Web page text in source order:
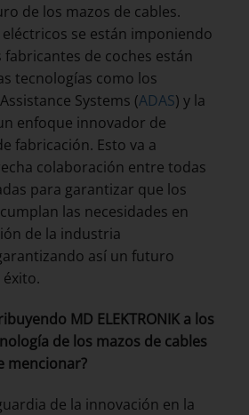
de los mazos de cables.
se están imponiendo
fabricantes de coches están
tecnologías como los
Systems (ADAS) y la
enfoque innovador de
fabricación. Esto va a
colaboración entre todas
para garantizar que los
las necesidades en
de la industria
así un futuro
MD ELEKTRONIK a los
de los mazos de cables
mencionar?
de la innovación en la